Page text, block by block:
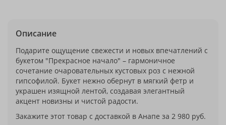
Описание
Подарите ощущение свежести и новых впечатлений с
букетом "Прекрасное начало" – гармоничное
сочетание очаровательных кустовых роз с нежной
гипсофилой. Букет нежно обернут в мягкий фетр и
украшен изящной лентой, создавая элегантный
акцент новизны и чистой радости.
Закажите этот товар с доставкой в Анапе за 2 980 руб.